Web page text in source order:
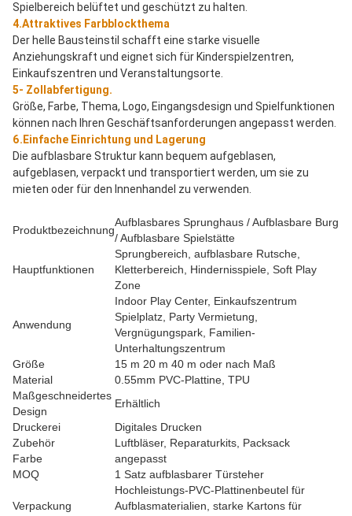
Spielbereich belüftet und geschützt zu halten.
4.Attraktives Farbblockthema
Der helle Bausteinstil schafft eine starke visuelle
Anziehungskraft und eignet sich für Kinderspielzentren,
Einkaufszentren und Veranstaltungsorte.
5- Zollabfertigung.
Größe, Farbe, Thema, Logo, Eingangsdesign und Spielfunktionen
können nach Ihren Geschäftsanforderungen angepasst werden.
6.Einfache Einrichtung und Lagerung
Die aufblasbare Struktur kann bequem aufgeblasen,
aufgeblasen, verpackt und transportiert werden, um sie zu
mieten oder für den Innenhandel zu verwenden.
Produktbezeichnung
Aufblasbares Sprunghaus / Aufblasbare Burg
/ Aufblasbare Spielstätte
Hauptfunktionen
Sprungbereich, aufblasbare Rutsche,
Kletterbereich, Hindernisspiele, Soft Play
Zone
Anwendung
Indoor Play Center, Einkaufszentrum
Spielplatz, Party Vermietung,
Vergnügungspark, Familien-
Unterhaltungszentrum
Größe
15 m 20 m 40 m oder nach Maß
Material
0.55mm PVC-Plattine, TPU
Maßgeschneidertes
Design
Erhältlich
Druckerei
Digitales Drucken
Zubehör
Luftbläser, Reparaturkits, Packsack
Farbe
angepasst
MOQ
1 Satz aufblasbarer Türsteher
Verpackung
Hochleistungs-PVC-Plattinenbeutel für
Aufblasmaterialien, starke Kartons für